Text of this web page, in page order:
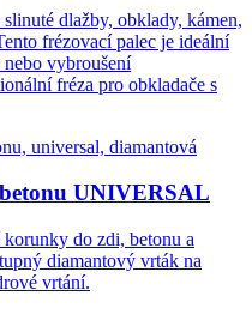
dlažby, obklady, kámen,
frézovací palec je ideální
vybroušení
fréza pro obkladače s
UNIVERSAL
do zdi, betonu a
diamantový vrták na
vrtání.